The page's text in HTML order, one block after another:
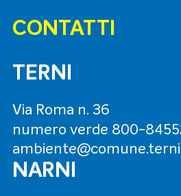
CONTATTI
TERNI
Via Roma n. 36
numero verde 800-
NARNI